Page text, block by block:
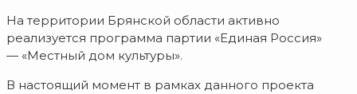
На территории Брянской области активно
реализуется программа партии «Единая Россия»
— «Местный дом культуры».
В настоящий момент в рамках данного проекта